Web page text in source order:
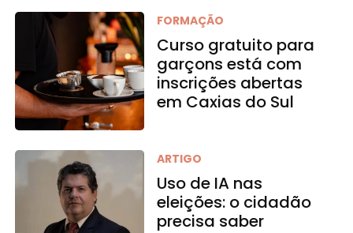
FORMAÇÃO
Curso gratuito para
garçons está com
inscrições abertas
em Caxias do Sul
ARTIGO
Uso de IA nas
eleições: o cidadão
precisa saber